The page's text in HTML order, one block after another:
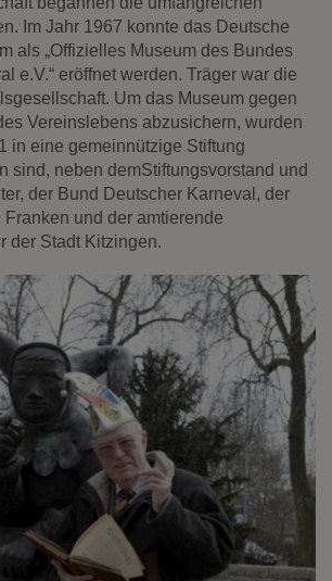
Im Jahr 1967 konnte das Deutsche
als „Offizielles Museum des Bundes
e.V.“ eröffnet werden. Träger war die
Um das Museum gegen
Vereinslebens abzusichern, wurden
in eine gemeinnützige Stiftung
sind, neben demStiftungsvorstand und
der Bund Deutscher Karneval, der
und der amtierende
der Stadt Kitzingen.